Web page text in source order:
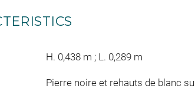
H. 0,438 m ; L. 0,289 m
Pierre noire et rehauts de blanc